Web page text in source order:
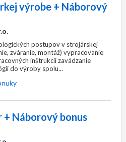
výrobe + Náborový
postupov v strojárskej
zváranie, montáž) vypracovanie
inštrukcií zavádzanie
do výroby spolu...
Náborový bonus